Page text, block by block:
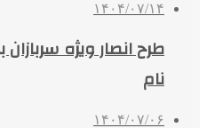
۱۴۰۴/۰۷/۱۴
نام
۱۴۰۴/۰۷/۰۶